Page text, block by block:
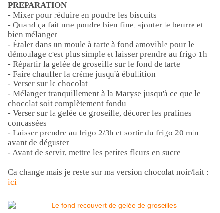
PREPARATION
- Mixer pour réduire en poudre les biscuits
- Quand ça fait une poudre bien fine, ajouter le beurre et
bien mélanger
- Étaler dans un moule à tarte à fond amovible pour le
démoulage c'est plus simple et laisser prendre au frigo 1h
- Répartir la gelée de groseille sur le fond de tarte
- Faire chauffer la crème jusqu'à ébullition
- Verser sur le chocolat
- Mélanger tranquillement à la Maryse jusqu'à ce que le
chocolat soit complètement fondu
- Verser sur la gelée de groseille, décorer les pralines
concassées
- Laisser prendre au frigo 2/3h et sortir du frigo 20 min
avant de déguster
- Avant de servir, mettre les petites fleurs en sucre
Ca change mais je reste sur ma version chocolat noir/lait :
ici